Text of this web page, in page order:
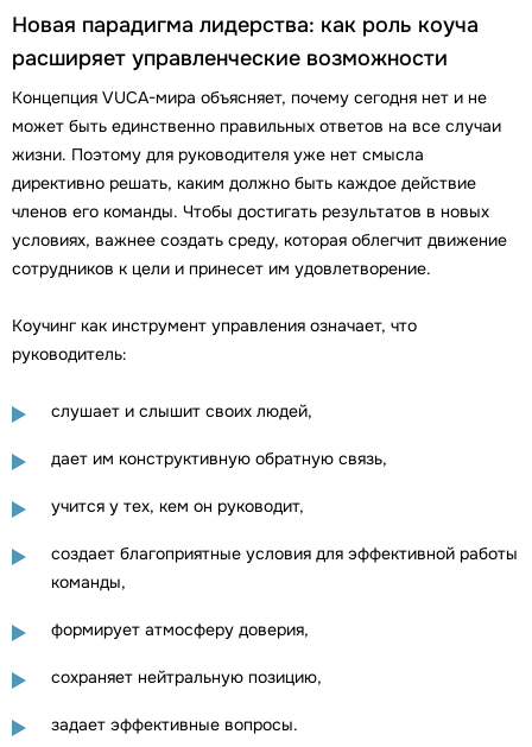
Новая парадигма лидерства: как роль коуча
расширяет управленческие возможности
Концепция VUCA-мира объясняет, почему сегодня нет и не
может быть единственно правильных ответов на все случаи
жизни. Поэтому для руководителя уже нет смысла
директивно решать, каким должно быть каждое действие
членов его команды. Чтобы достигать результатов в новых
условиях, важнее создать среду, которая облегчит движение
сотрудников к цели и принесет им удовлетворение.
Коучинг как инструмент управления означает, что
руководитель:
слушает и слышит своих людей,
дает им конструктивную обратную связь,
учится у тех, кем он руководит,
создает благоприятные условия для эффективной работы
команды,
формирует атмосферу доверия,
сохраняет нейтральную позицию,
задает эффективные вопросы.